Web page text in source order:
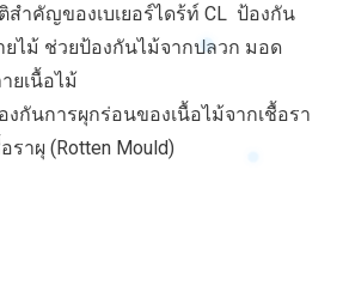
ำคัญของเบเยอร์ไดร้ท์ CL ป้องกัน
ไม้ ช่วยป้องกันไม้จากปลวก มอด
ยเนื้อไม้
งกันการผุกร่อนของเนื้อไม้จากเชื้อรา
ราผุ (Rotten Mould)